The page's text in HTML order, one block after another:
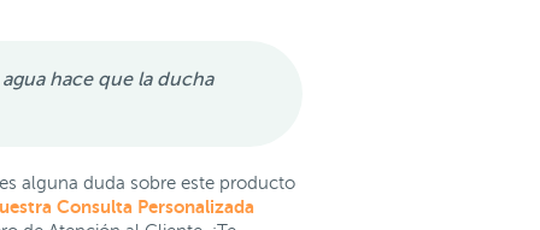
hace que la ducha
alguna duda sobre este producto
Consulta Personalizada